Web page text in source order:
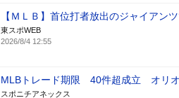
【ＭＬＢ】首位打者放出のジャイアン
東スポWEB
2026/8/4 12:55
MLBトレード期限 40件超成立 オリオ
スポニチアネックス